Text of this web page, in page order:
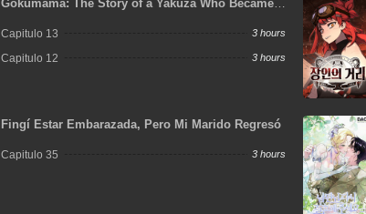
Gokumama: The Story of a Yakuza Who Became a
Capitulo 13 3 hours
Capitulo 12 3 hours
Fingí Estar Embarazada, Pero Mi Marido Regresó
Capitulo 35 3 hours